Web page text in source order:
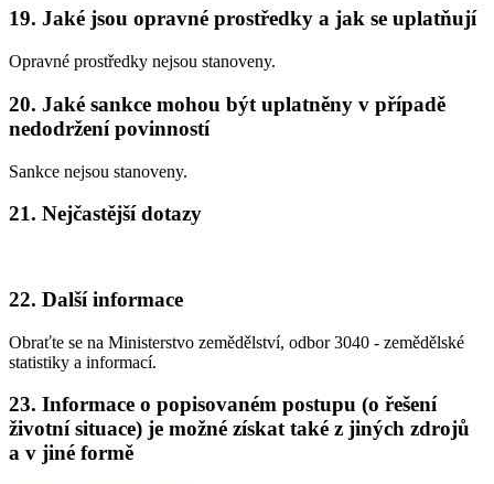
19. Jaké jsou opravné prostředky a jak se uplatňují
Opravné prostředky nejsou stanoveny.
20. Jaké sankce mohou být uplatněny v případě
nedodržení povinností
Sankce nejsou stanoveny.
21. Nejčastější dotazy
22. Další informace
Obraťte se na Ministerstvo zemědělství, odbor 3040 - zemědělské
statistiky a informací.
23. Informace o popisovaném postupu (o řešení
životní situace) je možné získat také z jiných zdrojů
a v jiné formě